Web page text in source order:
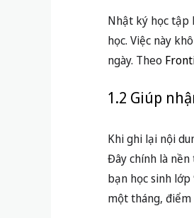
Nhật ký học tập
học. Việc này
ngày. Theo
1.2 Giúp
Khi ghi lại nội
Đây chính là
bạn học sinh
một tháng, điểm